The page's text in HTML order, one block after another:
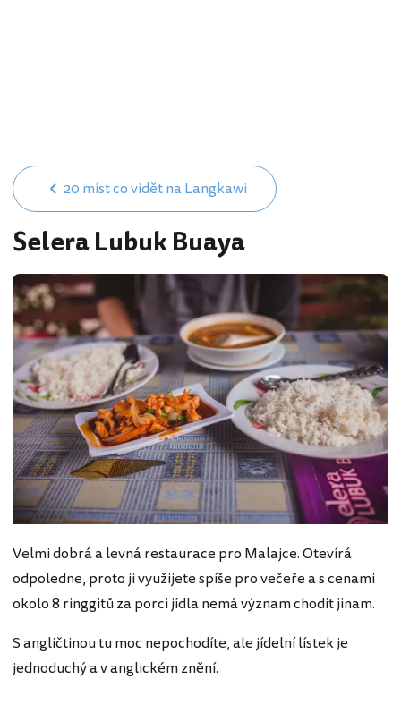
20 míst co vidět na Langkawi
Selera Lubuk Buaya
Velmi dobrá a levná restaurace pro Malajce. Otevírá
odpoledne, proto ji využijete spíše pro večeře a s cenami
okolo 8 ringgitů za porci jídla nemá význam chodit jinam.
S angličtinou tu moc nepochodíte, ale jídelní lístek je
jednoduchý a v anglickém znění.